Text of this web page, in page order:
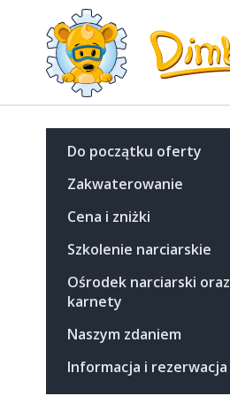
Do początku oferty
Zakwaterowanie
Cena i zniżki
Szkolenie narciarskie
Ośrodek narciarski oraz
karnety
Naszym zdaniem
Informacja i rezerwacja